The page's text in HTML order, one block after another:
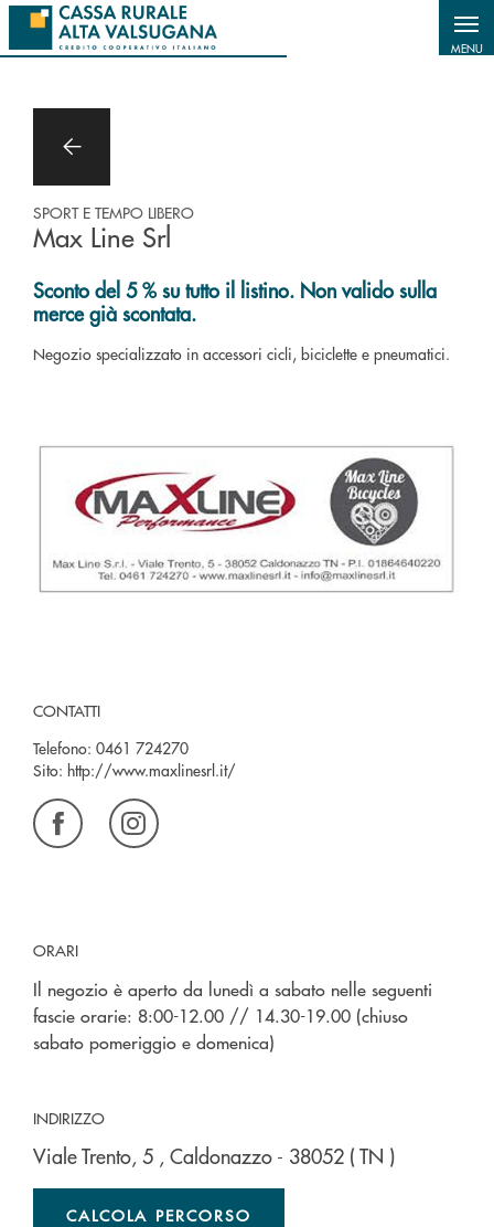
Salta al contenuto principale
MENU
SPORT E TEMPO LIBERO
Max Line Srl
Sconto del 5 % su tutto il listino. Non valido sulla
merce già scontata.
Negozio specializzato in accessori cicli, biciclette e pneumatici.
CONTATTI
Telefono: 0461 724270
Sito: http://www.maxlinesrl.it/
ORARI
Il negozio è aperto da lunedì a sabato nelle seguenti
fascie orarie: 8:00-12.00 // 14.30-19.00 (chiuso
sabato pomeriggio e domenica)
INDIRIZZO
Viale Trento, 5 , Caldonazzo - 38052 ( TN )
CALCOLA PERCORSO